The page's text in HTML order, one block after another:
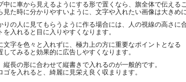
中に車から見えるようにする形で置くなら、旗全体で伝える
見た時に分かりやすいように、文字や入れたい画像は大きめ
りの人に見てもらうように作る場合には、人の視線の高さに
を入れると目に入りやすくなります。
文字を色々と入れずに、極力上の方に重要なポイントとなる
してみると効果的に広告しやすくなります。
縦長の形に合わせて縦書きで入れるのが一般的です。
ゴを入れると、綺麗に見栄え良く収まります。